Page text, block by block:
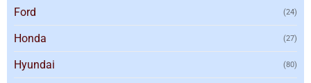
Ford (24)
Honda (27)
Hyundai (80)